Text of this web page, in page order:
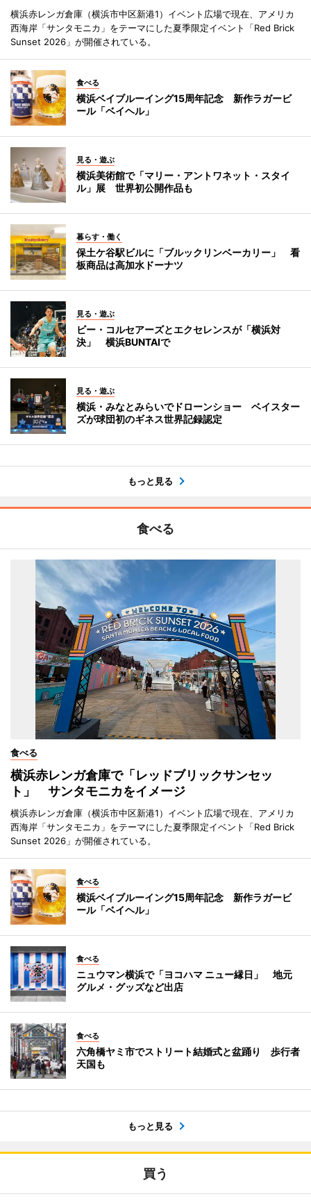
横浜赤レンガ倉庫（横浜市中区新港1）イベント広場で現在、アメリカ
西海岸「サンタモニカ」をテーマにした夏季限定イベント「Red Brick
Sunset 2026」が開催されている。
食べる
横浜ベイブルーイング15周年記念 新作ラガービ
ール「ベイヘル」
見る・遊ぶ
横浜美術館で「マリー・アントワネット・スタイ
ル」展 世界初公開作品も
暮らす・働く
保土ケ谷駅ビルに「ブルックリンベーカリー」 看
板商品は高加水ドーナツ
見る・遊ぶ
ビー・コルセアーズとエクセレンスが「横浜対
決」 横浜BUNTAIで
見る・遊ぶ
横浜・みなとみらいでドローンショー ベイスター
ズが球団初のギネス世界記録認定
もっと見る
食べる
食べる
横浜赤レンガ倉庫で「レッドブリックサンセッ
ト」 サンタモニカをイメージ
横浜赤レンガ倉庫（横浜市中区新港1）イベント広場で現在、アメリカ
西海岸「サンタモニカ」をテーマにした夏季限定イベント「Red Brick
Sunset 2026」が開催されている。
食べる
横浜ベイブルーイング15周年記念 新作ラガービ
ール「ベイヘル」
食べる
ニュウマン横浜で「ヨコハマ ニュー縁日」 地元
グルメ・グッズなど出店
食べる
六角橋ヤミ市でストリート結婚式と盆踊り 歩行者
天国も
もっと見る
買う